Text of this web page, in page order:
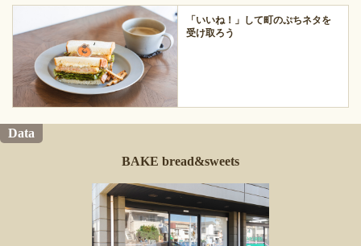
「いいね！」して町のぷちネタを
受け取ろう
Data
BAKE bread&sweets